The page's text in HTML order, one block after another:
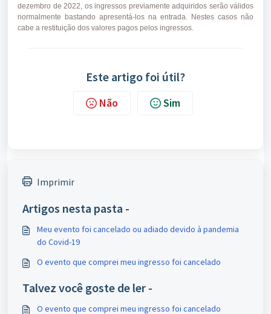
dezembro de 2022, os ingressos previamente adquiridos serão válidos
normalmente bastando apresentá-los na entrada. Nestes casos não
cabe a restituição dos valores pagos pelos ingressos.
Este artigo foi útil?
Não Sim
Imprimir
Artigos nesta pasta -
Meu evento foi cancelado ou adiado devido à pandemia
do Covid-19
O evento que comprei meu ingresso foi cancelado
Talvez você goste de ler -
O evento que comprei meu ingresso foi cancelado